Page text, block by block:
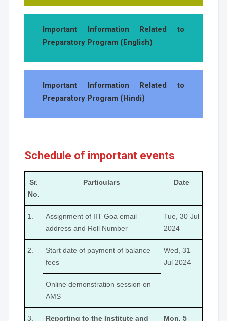
Important Information Related to
Preparatory Program (English)
Important Information Related to
Preparatory Program (Hindi)
Schedule of important events
Sr.
No.
Particulars Date
1.
Assignment of IIT Goa email
address and Roll Number
Tue, 30 Jul
2024
2.
Start date of payment of balance
fees
Wed, 31
Jul 2024
Online demonstration session on
AMS
3. Reporting to the Institute and Mon, 5